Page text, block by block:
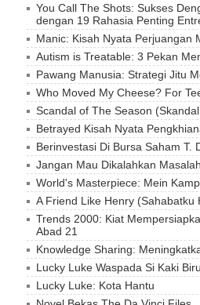
You Call The Shots: Sukses
dengan 19 Rahasia Penting
Manic: Kisah Nyata Perjuangan
Autism is Treatable: 3 Pekan
Pawang Manusia: Strategi Jitu
Who Moved My Cheese? For
Scandal of The Season
Betrayed Kisah Nyata
Berinvestasi Di Bursa Saham T.
Jangan Mau Dikalahkan
World's Masterpiece: Mein
A Friend Like Henry (Sahabatku
Trends 2000: Kiat
Abad 21
Knowledge Sharing:
Lucky Luke Waspada Si Kaki
Lucky Luke: Kota Hantu